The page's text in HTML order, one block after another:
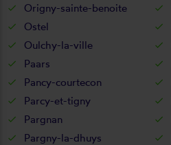
Origny-sainte-benoite
Ostel
Oulchy-la-ville
Paars
Pancy-courtecon
Parcy-et-tigny
Pargnan
Pargny-la-dhuys